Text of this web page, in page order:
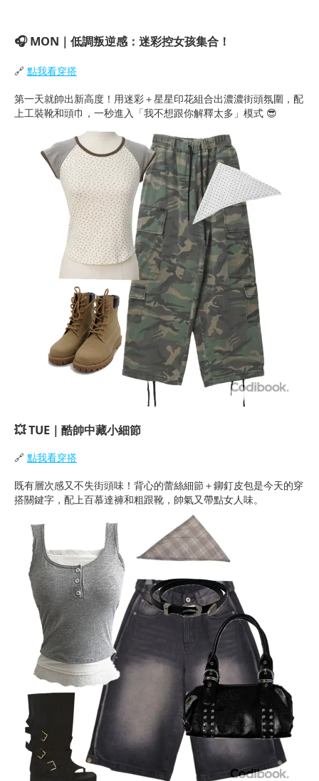
🎧 MON｜低調叛逆感：迷彩控女孩集合！
🔗 點我看穿搭
第一天就帥出新高度！用迷彩＋星星印花組合出濃濃街頭氛圍，配
上工裝靴和頭巾，一秒進入「我不想跟你解釋太多」模式 😎
💥 TUE｜酷帥中藏小細節
🔗 點我看穿搭
既有層次感又不失街頭味！背心的蕾絲細節＋鉚釘皮包是今天的穿
搭關鍵字，配上百慕達褲和粗跟靴，帥氣又帶點女人味。